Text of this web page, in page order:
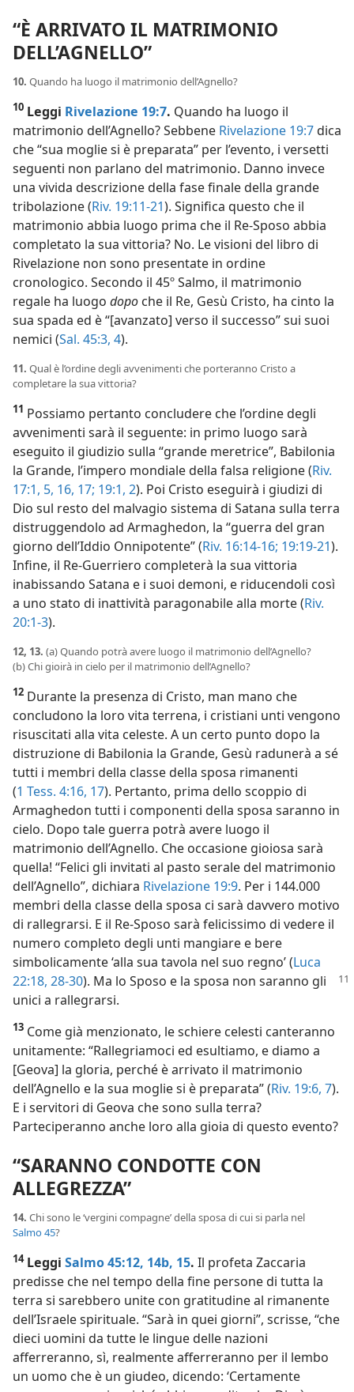
“È ARRIVATO IL MATRIMONIO
DELL’AGNELLO”
10. Quando ha luogo il matrimonio dell’Agnello?
10 Leggi Rivelazione 19:7. Quando ha luogo il
matrimonio dell’Agnello? Sebbene Rivelazione 19:7dica
che “sua moglie si è preparata” per l’evento, i versetti
seguenti non parlano del matrimonio. Danno invece
una vivida descrizione della fase finale della grande
tribolazione (Riv. 19:11-21). Significa questo che il
matrimonio abbia luogo prima che il Re-Sposo abbia
completato la sua vittoria? No. Le visioni del libro di
Rivelazione non sono presentate in ordine
cronologico. Secondo il 45º Salmo, il matrimonio
regale ha luogo dopo che il Re, Gesù Cristo, ha cinto la
sua spada ed è “[avanzato] verso il successo” sui suoi
nemici (Sal. 45:3, 4).
11. Qual è l’ordine degli avvenimenti che porteranno Cristo a
completare la sua vittoria?
11 Possiamo pertanto concludere che l’ordine degli
avvenimenti sarà il seguente: in primo luogo sarà
eseguito il giudizio sulla “grande meretrice”, Babilonia
la Grande, l’impero mondiale della falsa religione (Riv.
17:1, 5, 16, 17; 19:1, 2). Poi Cristo eseguirà i giudizi di
Dio sul resto del malvagio sistema di Satana sulla terra
distruggendolo ad Armaghedon, la “guerra del gran
giorno dell’Iddio Onnipotente” (Riv. 16:14-16; 19:19-21).
Infine, il Re-Guerriero completerà la sua vittoria
inabissando Satana e i suoi demoni, e riducendoli così
a uno stato di inattività paragonabile alla morte (Riv.
20:1-3).
12, 13. (a) Quando potrà avere luogo il matrimonio dell’Agnello?
(b) Chi gioirà in cielo per il matrimonio dell’Agnello?
12 Durante la presenza di Cristo, man mano che
concludono la loro vita terrena, i cristiani unti vengono
risuscitati alla vita celeste. A un certo punto dopo la
distruzione di Babilonia la Grande, Gesù radunerà a sé
tutti i membri della classe della sposa rimanenti
(1 Tess. 4:16, 17). Pertanto, prima dello scoppio di
Armaghedon tutti i componenti della sposa saranno in
cielo. Dopo tale guerra potrà avere luogo il
matrimonio dell’Agnello. Che occasione gioiosa sarà
quella! “Felici gli invitati al pasto serale del matrimonio
dell’Agnello”, dichiara Rivelazione 19:9. Per i 144.000
membri della classe della sposa ci sarà davvero motivo
di rallegrarsi. E il Re-Sposo sarà felicissimo di vedere il
numero completo degli unti mangiare e bere
simbolicamente ‘alla sua tavola nel suo regno’ (Luca
22:18, 28-30). Ma lo Sposo e la sposa non saranno gli
unici a rallegrarsi.
13 Come già menzionato, le schiere celesti canteranno
unitamente: “Rallegriamoci ed esultiamo, e diamo a
[Geova] la gloria, perché è arrivato il matrimonio
dell’Agnello e la sua moglie si è preparata” (Riv. 19:6, 7).
E i servitori di Geova che sono sulla terra?
Parteciperanno anche loro alla gioia di questo evento?
“SARANNO CONDOTTE CON
ALLEGREZZA”
14. Chi sono le ‘vergini compagne’ della sposa di cui si parla nel
Salmo 45?
14 Leggi Salmo 45:12, 14b, 15. Il profeta Zaccaria
predisse che nel tempo della fine persone di tutta la
terra si sarebbero unite con gratitudine al rimanente
dell’Israele spirituale. “Sarà in quei giorni”, scrisse, “che
dieci uomini da tutte le lingue delle nazioni
afferreranno, sì, realmente afferreranno per il lembo
un uomo che è un giudeo, dicendo: ‘Certamente